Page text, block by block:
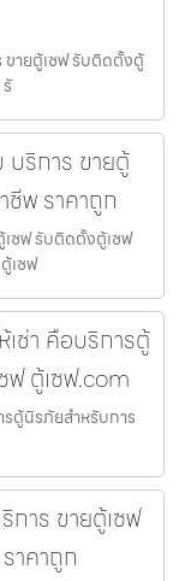
ขายตู้เซฟ รับติดตั้งตู้
บริการ ขายตู้
พ ราคาถูก
เซฟ รับติดตั้งตู้เซฟ
เซฟ
เช่า คือบริการตู้
ฟ ตู้เซฟ.com
รตู้นิรภัยสำหรับการ
าร ขายตู้เซฟ
าคาถูก